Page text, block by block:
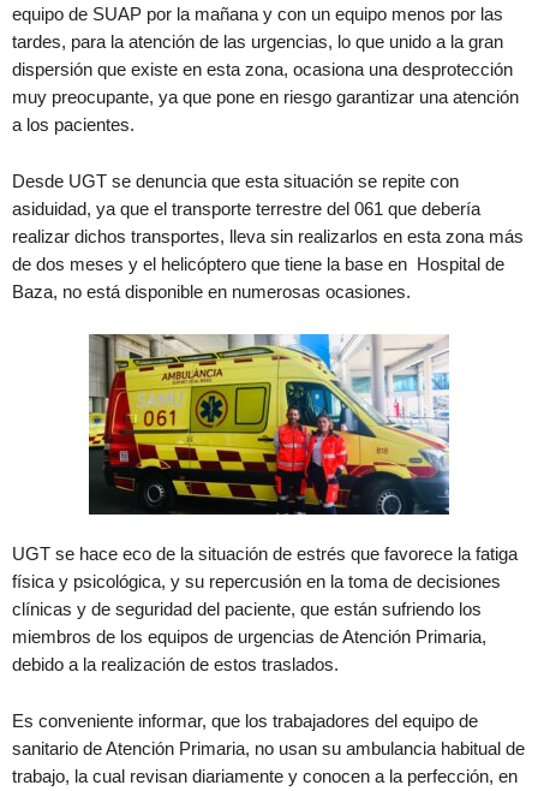
equipo de SUAP por la mañana y con un equipo menos por las
tardes, para la atención de las urgencias, lo que unido a la gran
dispersión que existe en esta zona, ocasiona una desprotección
muy preocupante, ya que pone en riesgo garantizar una atención
a los pacientes.
Desde UGT se denuncia que esta situación se repite con
asiduidad, ya que el transporte terrestre del 061 que debería
realizar dichos transportes, lleva sin realizarlos en esta zona más
de dos meses y el helicóptero que tiene la base en Hospital de
Baza, no está disponible en numerosas ocasiones.
UGT se hace eco de la situación de estrés que favorece la fatiga
física y psicológica, y su repercusión en la toma de decisiones
clínicas y de seguridad del paciente, que están sufriendo los
miembros de los equipos de urgencias de Atención Primaria,
debido a la realización de estos traslados.
Es conveniente informar, que los trabajadores del equipo de
sanitario de Atención Primaria, no usan su ambulancia habitual de
trabajo, la cual revisan diariamente y conocen a la perfección, en